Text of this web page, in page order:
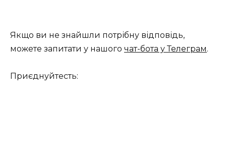
Якщо ви не знайшли потрібну відповідь,
можете запитати у нашого чат-бота у Телеграм.
Приєднуйтесть: